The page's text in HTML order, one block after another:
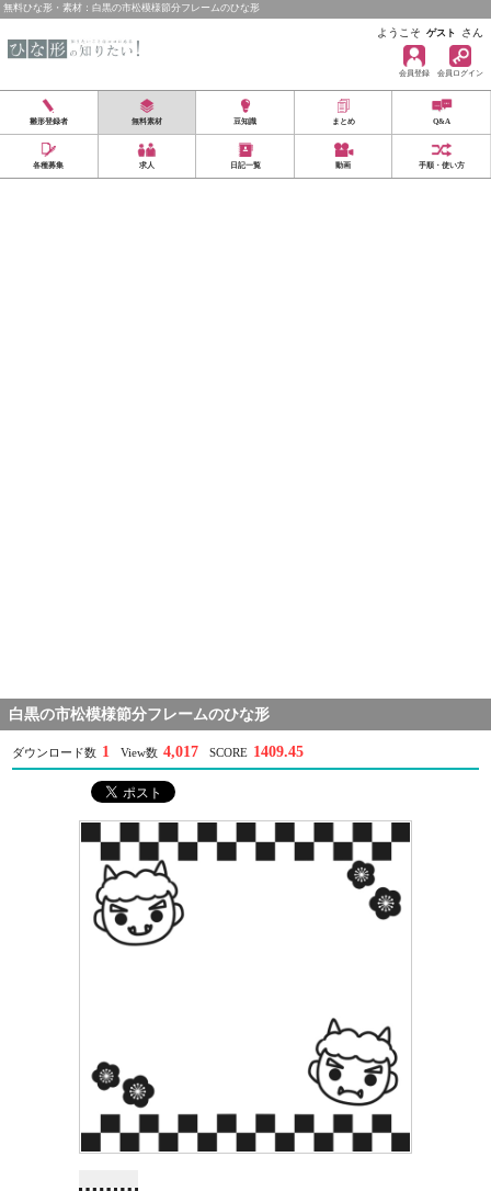
無料ひな形・素材：白黒の市松模様節分フレームのひな形
ようこそ ゲスト さん
会員登録 会員ログイン
雛形登録者 無料素材 豆知識 まとめ Q&A
各種募集 求人 日記一覧 動画 手順・使い方
白黒の市松模様節分フレームのひな形
ダウンロード数 1 View数 4,017 SCORE 1409.45